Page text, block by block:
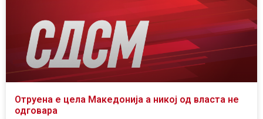
Отруена е цела Македонија а никој од власта не
одговара